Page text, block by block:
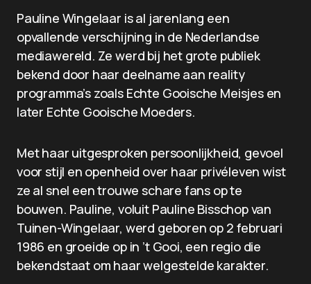
Pauline Wingelaar is al jarenlang een
opvallende verschijning in de Nederlandse
mediawereld. Ze werd bij het grote publiek
bekend door haar deelname aan reality
programma’s zoals Echte Gooische Meisjes en
later Echte Gooische Moeders.
Met haar uitgesproken persoonlijkheid, gevoel
voor stijl en openheid over haar privéleven wist
ze al snel een trouwe schare fans op te
bouwen. Pauline, voluit Pauline Bisschop van
Tuinen-Wingelaar, werd geboren op 2 februari
1986 en groeide op in ’t Gooi, een regio die
bekendstaat om haar welgestelde karakter.